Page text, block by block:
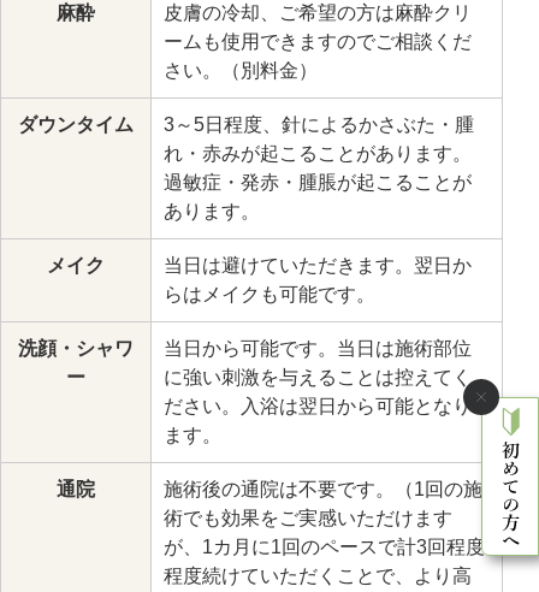
麻酔
皮膚の冷却、ご希望の方は麻酔クリ
ームも使用できますのでご相談くだ
さい。（別料金）
ダウンタイム
3～5日程度、針によるかさぶた・腫
れ・赤みが起こることがあります。
過敏症・発赤・腫脹が起こることが
あります。
メイク
当日は避けていただきます。翌日か
らはメイクも可能です。
洗顔・シャワ
ー
当日から可能です。当日は施術部位
に強い刺激を与えることは控えてく
ださい。入浴は翌日から可能となり
ます。
通院
施術後の通院は不要です。（1回の施
術でも効果をご実感いただけます
が、1カ月に1回のペースで計3回程度
程度続けていただくことで、より高